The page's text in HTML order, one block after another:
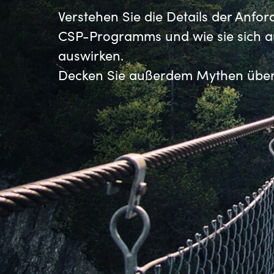
France
Iceland
Kingdom of Saudi Arabia
Lithuania
Netherlands
Philippines
Qatar
Slovenia
Über uns
Kontakt
Karriere
Channel Partner
Verstehen Sie die Details der
CSP-Programms und wie sie sich
auswirken.
Decken Sie außerdem Mythen